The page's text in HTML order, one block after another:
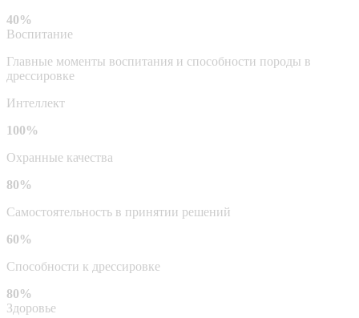
40%
Воспитание
Главные моменты воспитания и способности породы в
дрессировке
Интеллект
100%
Охранные качества
80%
Самостоятельность в принятии решений
60%
Способности к дрессировке
80%
Здоровье